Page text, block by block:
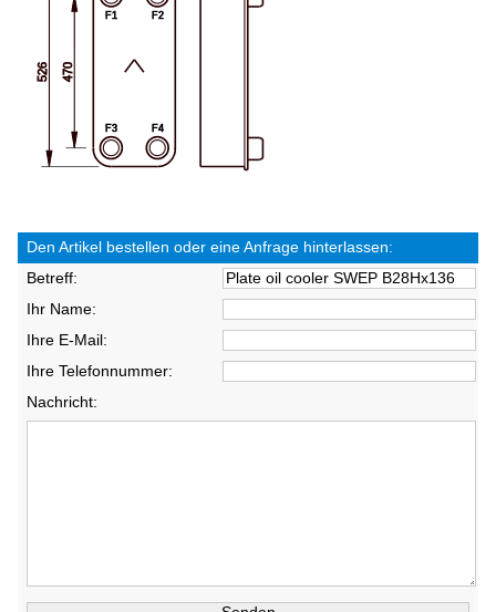
Den Artikel bestellen oder eine Anfrage hinterlassen:
Betreff:
Ihr Name:
Ihre E-Mail:
Ihre Telefonnummer:
Nachricht: